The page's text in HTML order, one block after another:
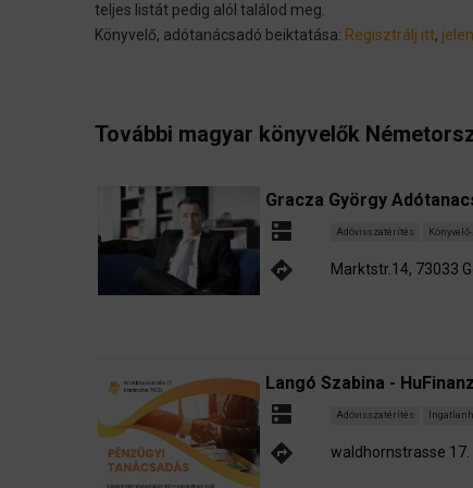
teljes listát pedig alól találod meg.
Könyvelő, adótanácsadó beiktatása: Regisztrálj itt,
További magyar könyvelők
Gracza György
dns Adóvisszatérítés
directions Marktstr.14, 73033
Langó Szabina -
dns Adóvisszatérítés
directions waldhornstrasse 17.